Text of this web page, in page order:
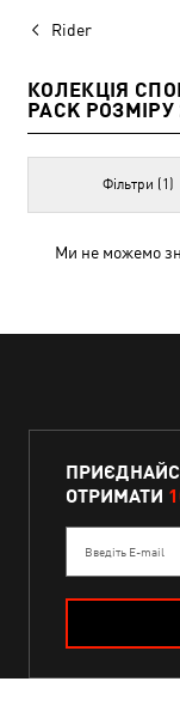
Rider
КОЛЕКЦІЯ
PACK РОЗМІРУ
Фільтри (1)
Ми не можемо
ОТРИМАТИ
Введіть E-mail